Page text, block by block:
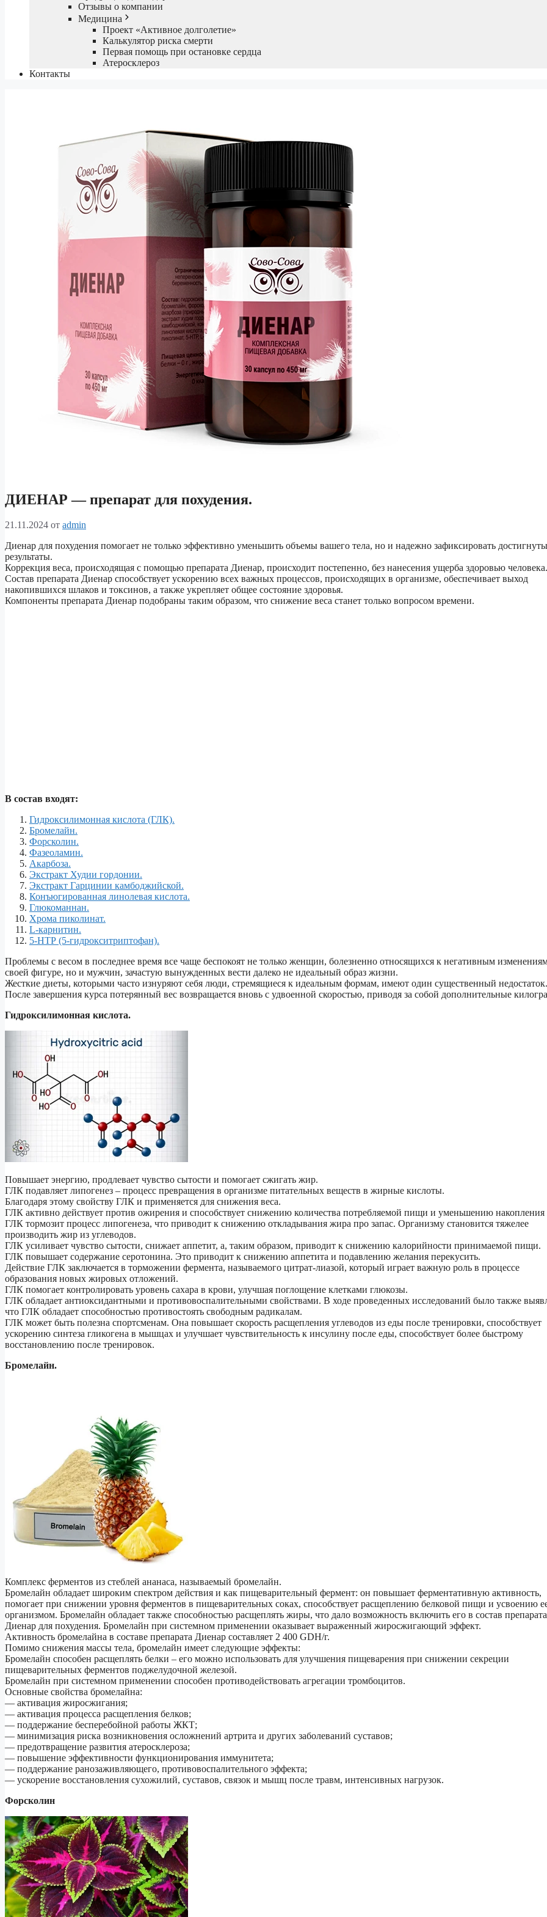
Отзывы о компании
Медицина
Проект «Активное долголетие»
Калькулятор риска смерти
Первая помощь при остановке сердца
Атеросклероз
Контакты
ДИЕНАР — препарат для похудения.
21.11.2024 от admin
Диенар для похудения помогает не только эффективно уменьшить объемы вашего тела, но и надежно зафиксировать
результаты.
Коррекция веса, происходящая с помощью препарата Диенар, происходит постепенно, без нанесения ущерба здоровью человека.
Состав препарата Диенар способствует ускорению всех важных процессов, происходящих в организме, обеспечивает выход
накопившихся шлаков и токсинов, а также укрепляет общее состояние здоровья.
Компоненты препарата Диенар подобраны таким образом, что снижение веса станет только вопросом времени.
В состав входят:
Гидроксилимонная кислота (ГЛК).
Бромелайн.
Форсколин.
Фазеоламин.
Акарбоза.
Экстракт Худии гордонии.
Экстракт Гарцинии камбоджийской.
Конъюгированная линолевая кислота.
Глюкоманнан.
Хрома пиколинат.
L-карнитин.
5-НТР (5-гидрокситриптофан).
Проблемы с весом в последнее время все чаще беспокоят не только женщин, болезненно относящихся к негативным
своей фигуре, но и мужчин, зачастую вынужденных вести далеко не идеальный образ жизни.
Жесткие диеты, которыми часто изнуряют себя люди, стремящиеся к идеальным формам, имеют один существенный недостаток.
После завершения курса потерянный вес возвращается вновь с удвоенной скоростью, приводя за собой дополнительные
Гидроксилимонная кислота.
Повышает энергию, продлевает чувство сытости и помогает сжигать жир.
ГЛК подавляет липогенез – процесс превращения в организме питательных веществ в жирные кислоты.
Благодаря этому свойству ГЛК и применяется для снижения веса.
ГЛК активно действует против ожирения и способствует снижению количества потребляемой пищи и уменьшению
ГЛК тормозит процесс липогенеза, что приводит к снижению откладывания жира про запас. Организму становится тяжелее
производить жир из углеводов.
ГЛК усиливает чувство сытости, снижает аппетит, а, таким образом, приводит к снижению калорийности принимаемой пищи.
ГЛК повышает содержание серотонина. Это приводит к снижению аппетита и подавлению желания перекусить.
Действие ГЛК заключается в торможении фермента, называемого цитрат-лиазой, который играет важную роль в процессе
образования новых жировых отложений.
ГЛК помогает контролировать уровень сахара в крови, улучшая поглощение клетками глюкозы.
ГЛК обладает антиоксидантными и противовоспалительными свойствами. В ходе проведенных исследований было также
что ГЛК обладает способностью противостоять свободным радикалам.
ГЛК может быть полезна спортсменам. Она повышает скорость расщепления углеводов из еды после тренировки, способствует
ускорению синтеза гликогена в мышцах и улучшает чувствительность к инсулину после еды, способствует более быстрому
восстановлению после тренировок.
Бромелайн.
Комплекс ферментов из стеблей ананаса, называемый бромелайн.
Бромелайн обладает широким спектром действия и как пищеварительный фермент: он повышает ферментативную активность,
помогает при снижении уровня ферментов в пищеварительных соках, способствует расщеплению белковой пищи и усвоению
организмом. Бромелайн обладает также способностью расщеплять жиры, что дало возможность включить его в состав препарата
Диенар для похудения. Бромелайн при системном применении оказывает выраженный жиросжигающий эффект.
Активность бромелайна в составе препарата Диенар составляет 2 400 GDH/г.
Помимо снижения массы тела, бромелайн имеет следующие эффекты:
Бромелайн способен расщеплять белки – его можно использовать для улучшения пищеварения при снижении секреции
пищеварительных ферментов поджелудочной железой.
Бромелайн при системном применении способен противодействовать агрегации тромбоцитов.
Основные свойства бромелайна:
— активация жиросжигания;
— активация процесса расщепления белков;
— поддержание бесперебойной работы ЖКТ;
— минимизация риска возникновения осложнений артрита и других заболеваний суставов;
— предотвращение развития атеросклероза;
— повышение эффективности функционирования иммунитета;
— поддержание ранозаживляющего, противовоспалительного эффекта;
— ускорение восстановления сухожилий, суставов, связок и мышц после травм, интенсивных нагрузок.
Форсколин